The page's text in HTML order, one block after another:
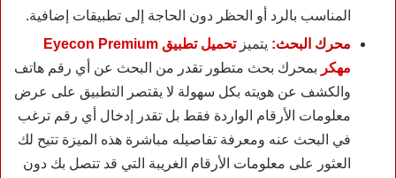
المناسب بالرد أو الحظر دون الحاجة إلى تطبيقات إضافية.
محرك البحث: يتميزتحميل
تطبيق Eyecon Premium
مهكر بمحرك بحث متطور تقدر من البحث عن أي رقم هاتف
والكشف عن هويته بكل سهولة لا يقتصر التطبيق على عرض
معلومات الأرقام الواردة فقط بل تقدر إدخال أي رقم ترغب
في البحث عنه ومعرفة تفاصيله مباشرة هذه الميزة تتيح لك
العثور على معلومات الأرقام الغريبة التي قد تتصل بك دون